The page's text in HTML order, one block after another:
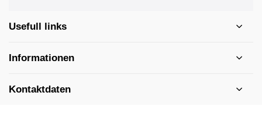
Usefull links
Informationen
Kontaktdaten